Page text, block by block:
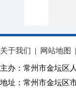
关于我们 | 网站地图 |
主办：常州市金坛区
地址：常州市金坛区